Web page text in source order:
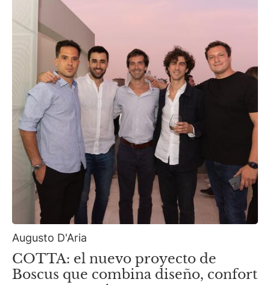
Augusto D'Aria
COTTA: el nuevo proyecto de
Boscus que combina diseño, confort